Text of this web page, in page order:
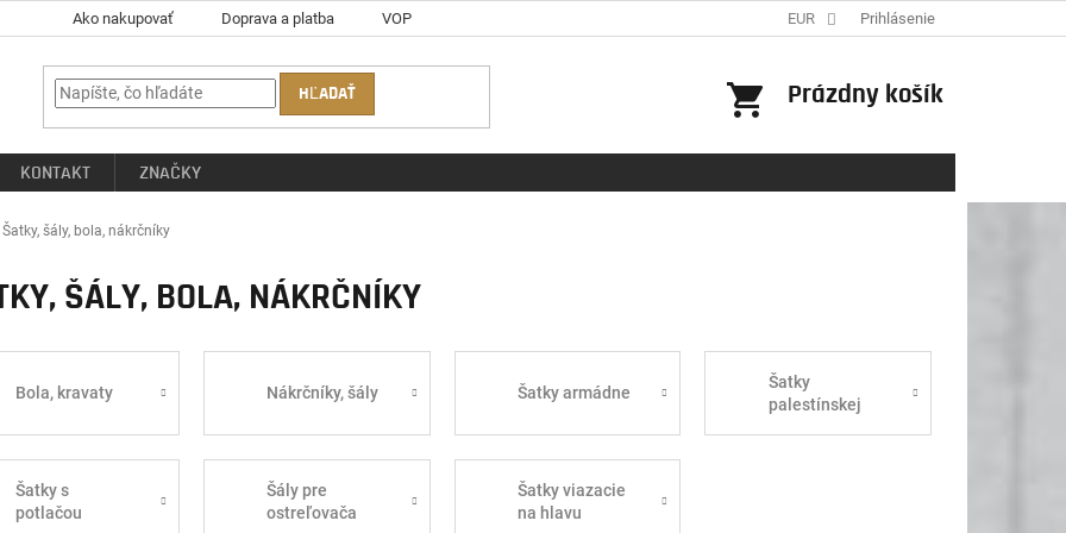
Ako nakupovať Doprava a platba VOP EUR Prihlásenie
HĽADAŤ
NÁKUPNÝ
Prázdny košík
KONTAKT ZNAČKY
Šatky, šály, bola, nákrčníky
ŠÁLY, BOLA, NÁKRČNÍKY
Bola, kravaty Nákrčníky, šály Šatky armádne
Šatky
palestínskej
Šatky s
potlačou
Šály pre
ostreľovača
Šatky viazacie
na hlavu